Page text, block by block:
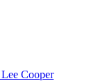
Lee Cooper